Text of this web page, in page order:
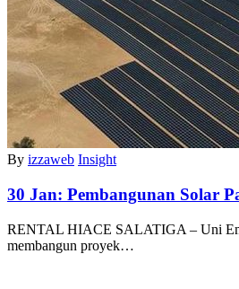
By izzaweb Insight
30 Jan: Pembangunan Solar
RENTAL HIACE SALATIGA – Uni
membangun proyek…